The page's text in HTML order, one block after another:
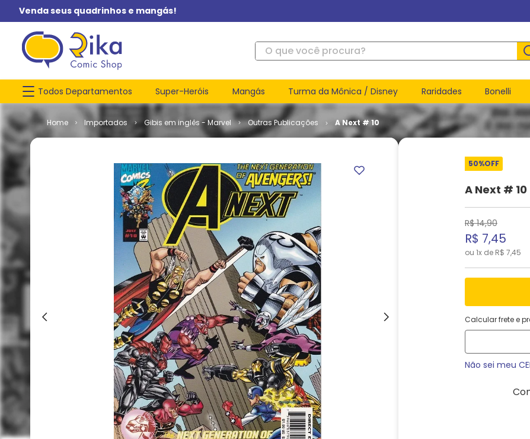
Venda seus quadrinhos e mangás!
O que você procura?
Todos Departamentos Super-Heróis Mangás Turma da Mônica / Disney Raridades Bonelli
Importados Gibis em inglês - Marvel Outras Publicações A Next # 10
50%OFF
A Next # 10
R$ 14,90
R$ 7,45
ou 1x de R$ 7,45
Calcular frete e
Não sei meu